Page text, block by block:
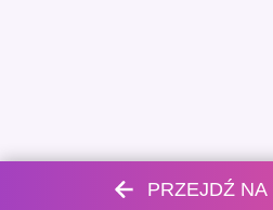
PRZEJDŹ NA